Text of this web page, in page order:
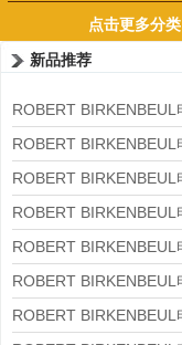
点击更多分类
新品推荐
ROBERT BIRKENBEUL
8APE225M-4-IE3
ROBERT BIRKENBEUL
8APE180L-4 IE3
ROBERT BIRKENBEUL
8APE160M-6 IE3
ROBERT BIRKENBEUL
8APE160L-4-IE3
ROBERT BIRKENBEUL
8APE112M-6K-IE3
ROBERT BIRKENBEUL
8APE100L-2 IE3
ROBERT BIRKENBEUL